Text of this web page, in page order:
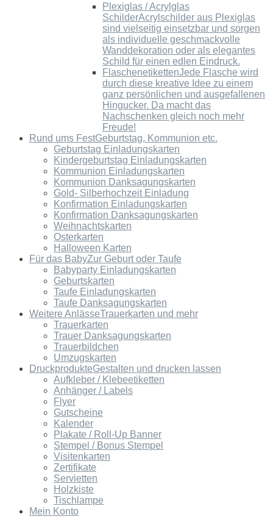
Plexiglas / Acrylglas
SchilderAcrylschilder aus Plexiglas
sind vielseitig einsetzbar und sorgen
als individuelle geschmackvolle
Wanddekoration oder als elegantes
Schild für einen edlen Eindruck.
FlaschenetikettenJede Flasche wird
durch diese kreative Idee zu einem
ganz persönlichen und ausgefallenen
Hingucker. Da macht das
Nachschenken gleich noch mehr
Freude!
Rund ums FestGeburtstag, Kommunion etc.
Geburtstag Einladungskarten
Kindergeburtstag Einladungskarten
Kommunion Einladungskarten
Kommunion Danksagungskarten
Gold- Silberhochzeit Einladung
Konfirmation Einladungskarten
Konfirmation Danksagungskarten
Weihnachtskarten
Osterkarten
Halloween Karten
Für das BabyZur Geburt oder Taufe
Babyparty Einladungskarten
Geburtskarten
Taufe Einladungskarten
Taufe Danksagungskarten
Weitere AnlässeTrauerkarten und mehr
Trauerkarten
Trauer Danksagungskarten
Trauerbildchen
Umzugskarten
DruckprodukteGestalten und drucken lassen
Aufkleber / Klebeetiketten
Anhänger / Labels
Flyer
Gutscheine
Kalender
Plakate / Roll-Up Banner
Stempel / Bonus Stempel
Visitenkarten
Zertifikate
Servietten
Holzkiste
Tischlampe
Mein Konto